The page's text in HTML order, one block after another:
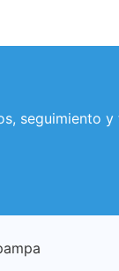
seguimiento